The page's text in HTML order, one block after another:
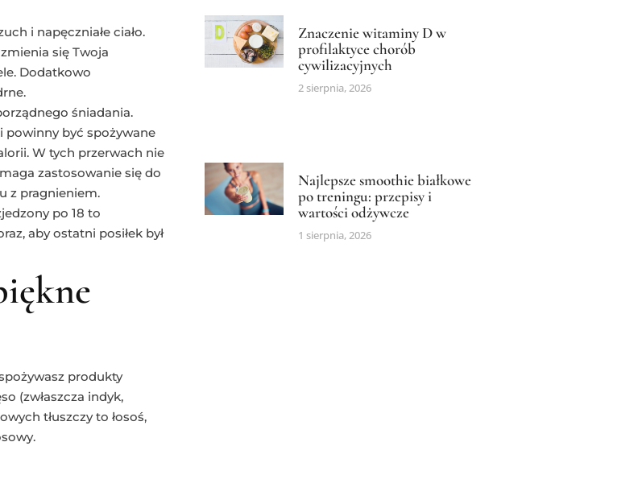
i napęczniałe ciało.
się Twoja
Dodatkowo
śniadania.
powinny być spożywane
W tych przerwach nie
zastosowanie się do
z pragnieniem.
po 18 to
aby ostatni posiłek był
produkty
(zwłaszcza indyk,
tłuszczy to łosoś,
Znaczenie witaminy D w
profilaktyce chorób
cywilizacyjnych
2 sierpnia, 2026
Najlepsze smoothie białkowe
po treningu: przepisy i
wartości odżywcze
1 sierpnia, 2026